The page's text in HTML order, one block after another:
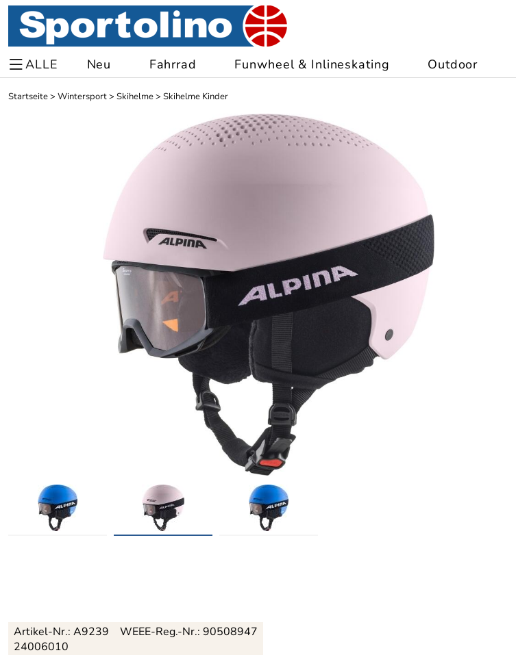
ALLE Neu Fahrrad Funwheel & Inlineskating Outdoor
Startseite> Wintersport> Skihelme> Skihelme Kinder
Artikel-Nr.: A9239
24006010
WEEE-Reg.-Nr.: 90508947